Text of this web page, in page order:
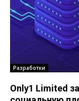
Разработки
Only1 Limited